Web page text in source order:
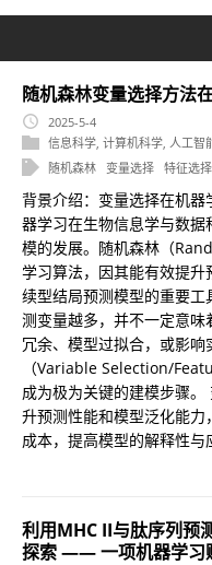
随机森林变量选择方法
2025-5-4
信息科学 计算机科学 人工智
随机森林 变量选择 特征选择
背景介绍：变量选择在机
器学习在生物信息学与数
模的发展。随机森林（
学习算法，因其能有效提
续型结局预测模型的重要
测变量越多，并不一定意
冗余、模型过拟合，或影
（Variable Selection/
成为极为关键的建模步骤
升预测性能和模型泛化能
成本，提高模型的解释性
利用MHC II与肽序列预
探索 —— 一项机器学习